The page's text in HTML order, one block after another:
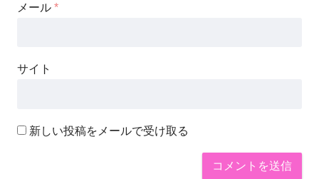
メール *
サイト
新しい投稿をメールで受け取る